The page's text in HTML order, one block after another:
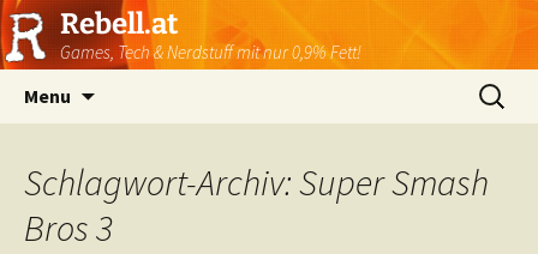
Rebell.at
Games, Tech & Nerdstuff mit nur 0,9% Fett!
Menu
Suchen
nach:
Schlagwort-Archiv: Super Smash
Bros 3